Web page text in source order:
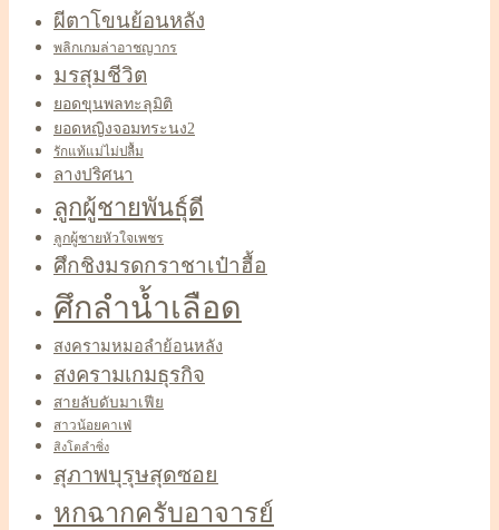
ผีตาโขนย้อนหลัง
พลิกเกมล่าอาชญากร
มรสุมชีวิต
ยอดขุนพลทะลุมิติ
ยอดหญิงจอมทระนง2
รักแท้แม่ไม่ปลื้ม
ลางปริศนา
ลูกผู้ชายพันธุ์ดี
ลูกผู้ชายหัวใจเพชร
ศึกชิงมรดกราชาเป๋าฮื้อ
ศึกลำน้ำเลือด
สงครามหมอลำย้อนหลัง
สงครามเกมธุรกิจ
สายลับดับมาเฟีย
สาวน้อยคาเฟ่
สิงโตลำซิ่ง
สุภาพบุรุษสุดซอย
หกฉากครับอาจารย์